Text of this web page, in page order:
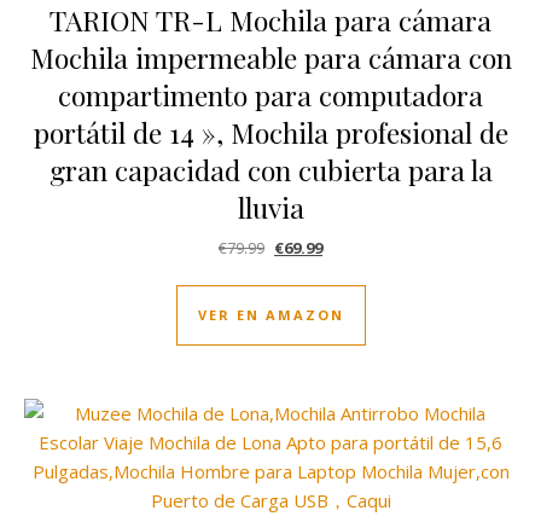
TARION TR-L Mochila para cámara
Mochila impermeable para cámara con
compartimento para computadora
portátil de 14 », Mochila profesional de
gran capacidad con cubierta para la
lluvia
€79.99 El precio original era: €79.99.
€69.99El precio actual es: €69.99.
VER EN AMAZON